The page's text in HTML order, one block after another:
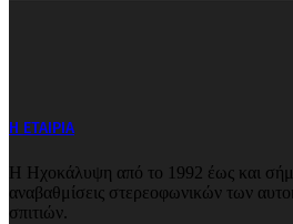
Η ΕΤΑΙΡΙΑ
Η Ηχοκάλυψη από το 1992 έως και
αναβαθμίσεις στερεοφωνικών των
σπιτιών.